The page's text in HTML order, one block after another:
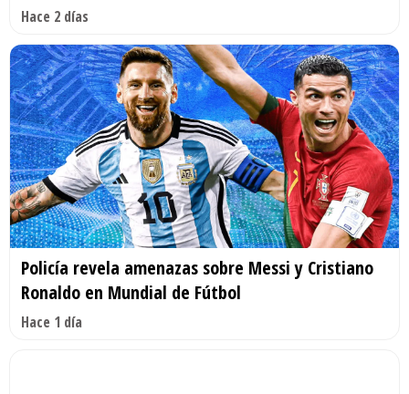
Hace 2 días
Policía revela amenazas sobre Messi y Cristiano
Ronaldo en Mundial de Fútbol
Hace 1 día